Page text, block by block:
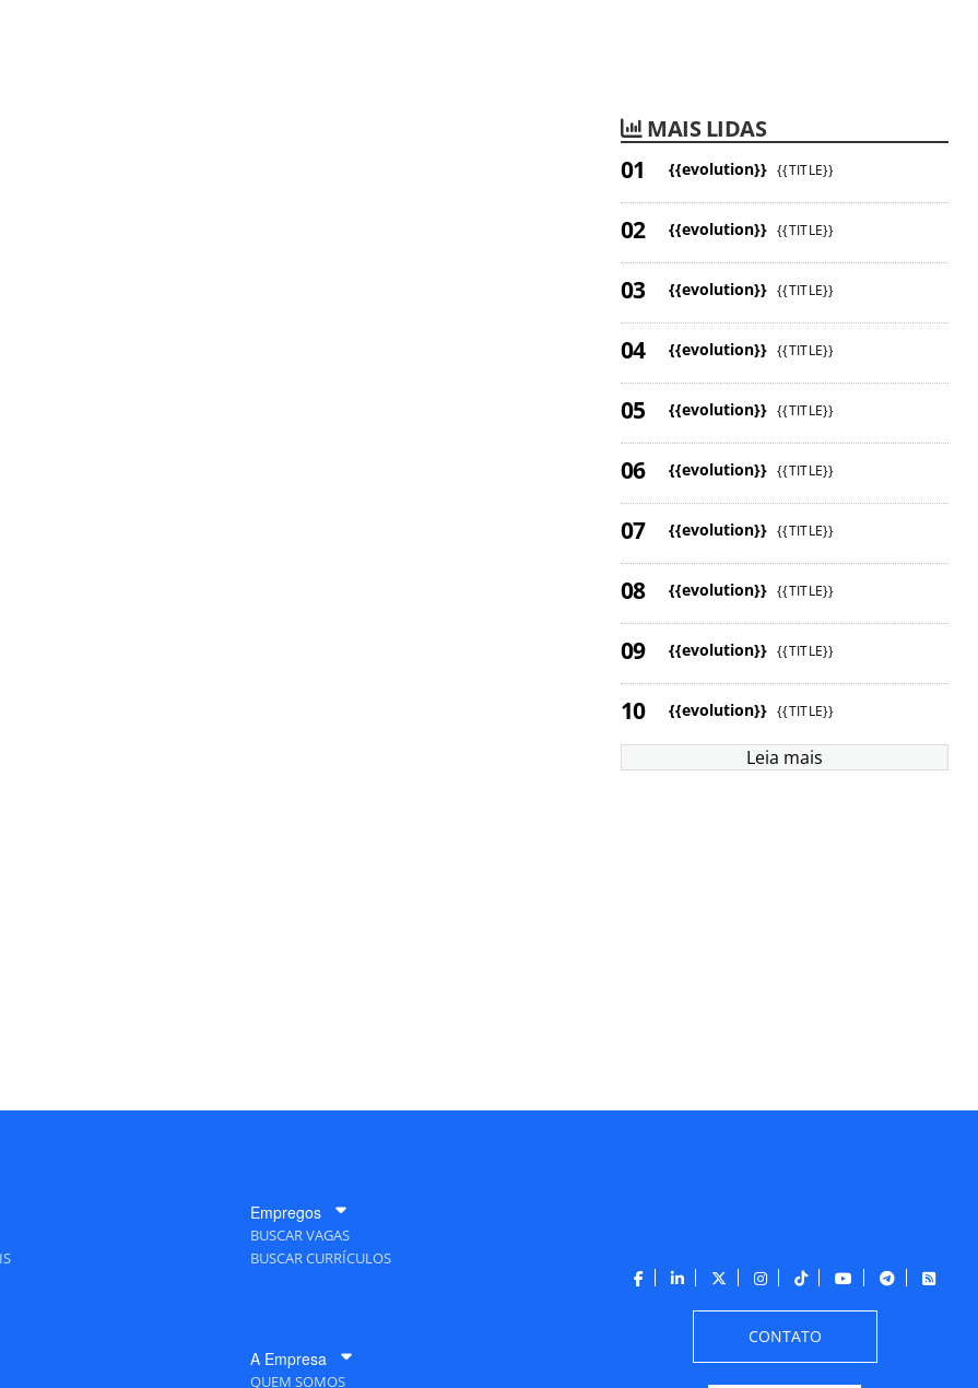
MAIS LIDAS
{{evolution}} {{TITLE}}
{{evolution}} {{TITLE}}
{{evolution}} {{TITLE}}
{{evolution}} {{TITLE}}
{{evolution}} {{TITLE}}
{{evolution}} {{TITLE}}
{{evolution}} {{TITLE}}
{{evolution}} {{TITLE}}
{{evolution}} {{TITLE}}
{{evolution}} {{TITLE}}
Leia mais
Empregos
BUSCAR VAGAS
BUSCAR CURRÍCULOS
A Empresa
QUEM SOMOS
CONTATO